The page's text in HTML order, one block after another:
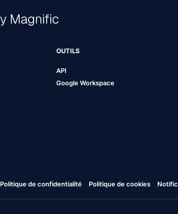
OUTILS
API
Google Workspace
Politique de confidentialité Politique de cookies